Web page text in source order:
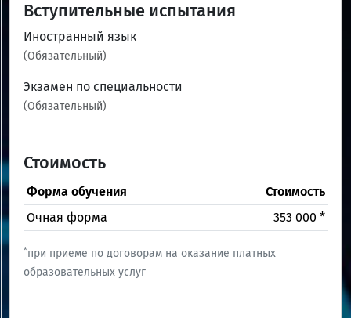
Вступительные испытания
Иностранный язык
(Обязательный)
Экзамен по специальности
(Обязательный)
Стоимость
Форма обучения
Стоимость
Очная форма
353 000 *
*при приеме по договорам на оказание платных
образовательных услуг